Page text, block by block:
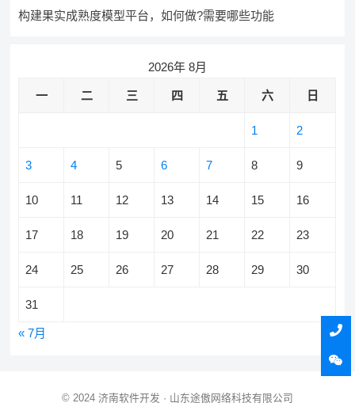
构建果实成熟度模型平台，如何做?需要哪些功能
2026年 8月
一 二 三 四 五 六 日
1 2
3 4 5 6 7 8 9
10 11 12 13 14 15 16
17 18 19 20 21 22 23
24 25 26 27 28 29 30
31
« 7月
© 2024 济南软件开发 · 山东途傲网络科技有限公司